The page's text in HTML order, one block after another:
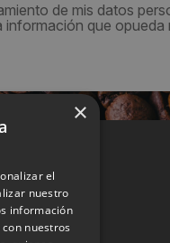
de mis datos
que opueda
×
el
nuestro
información
nuestros